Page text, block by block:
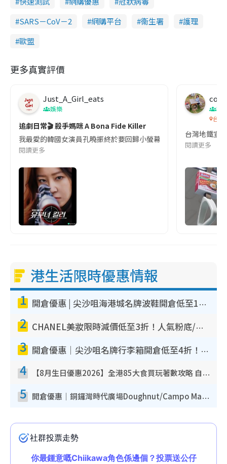
SARS－CoV－2
網購平台 衞生署
護理
歐盟
更多真實評價
Just_A_Girl_eats
娛樂
追劇日常🎬 殺手媽咪 A Bona Fide Killer
我最愛的韓國女演員孔曉振終於要回歸小螢幕啦!這次的劇本改編
閱讀更多
co
吹
台灣
台灣地鐵宣
閱讀更多
港生活限時優惠情報
1 開倉優惠 | 尖沙咀海港城名牌波鞋開倉低至1折！On鞋$899起／Joy&Peace鞋履$98起
2 CHANEL美妝限時減價低至3折！人氣粉底/唇膏/精華液低至$275！COCO香水都有平
3 開倉優惠｜尖沙咀名牌行李箱開倉低至4折！一連5日 American Tourister/ace./Hallmark $200起！
4 【8月生日優惠2026】全港85大食買玩著數攻略 自助餐/火鍋放題同行免費＋誠品/DONKI送現金券
5 開倉優惠｜銅鑼灣時代廣場Doughnut/Campo Marzio開倉低至1折！背囊、書包、手袋劈價$200起